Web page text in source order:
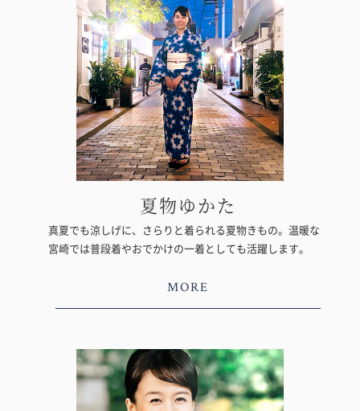
夏物ゆかた
真夏でも涼しげに、さらりと着られる夏物きもの。温暖な
宮崎では普段着やおでかけの一着としても活躍します。
MORE